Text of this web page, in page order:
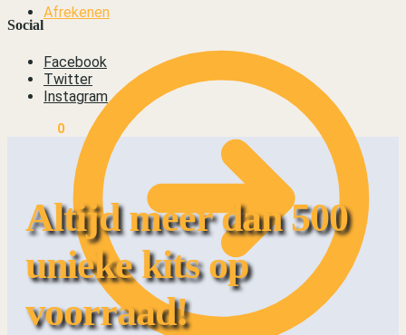
Afrekenen
Social
Facebook
Twitter
Instagram
0
Altijd meer dan 500
unieke kits op
voorraad!